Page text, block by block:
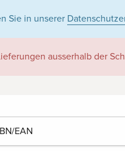
Sie in unserer
ausserhalb der